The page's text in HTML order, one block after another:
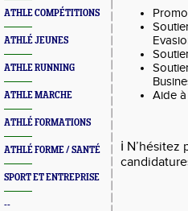
ATHLE COMPÉTITIONS
ATHLÉ JEUNES
ATHLE RUNNING
ATHLE MARCHE
ATHLÉ FORMATIONS
ATHLÉ FORME / SANTÉ
SPORT ET ENTREPRISE
--
Aide
ℹ️ N’hésitez